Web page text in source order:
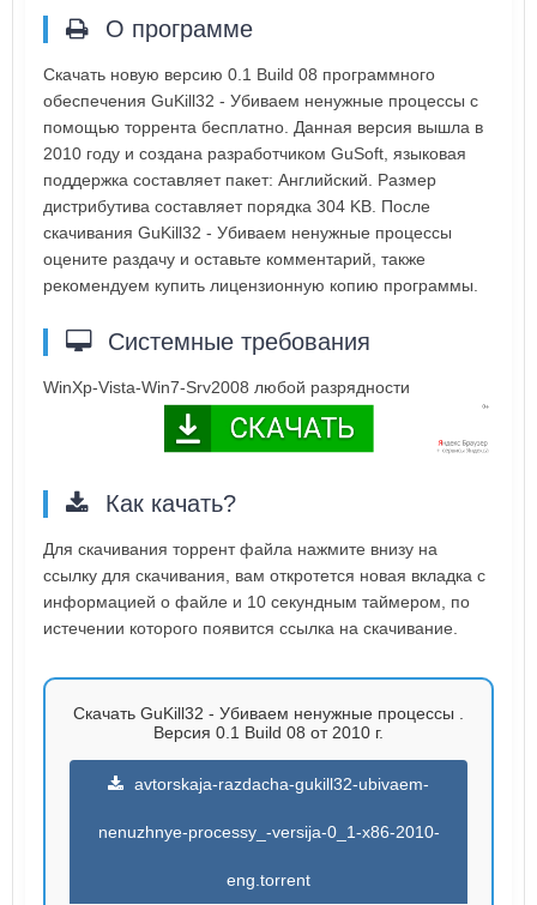
О программе
Скачать новую версию 0.1 Build 08 программного
обеспечения GuKill32 - Убиваем ненужные процессы с
помощью торрента бесплатно. Данная версия вышла в
2010 году и создана разработчиком GuSoft, языковая
поддержка составляет пакет: Английский. Размер
дистрибутива составляет порядка 304 KB. После
скачивания GuKill32 - Убиваем ненужные процессы
оцените раздачу и оставьте комментарий, также
рекомендуем купить лицензионную копию программы.
Системные требования
WinXp-Vista-Win7-Srv2008 любой разрядности
Как качать?
Для скачивания торрент файла нажмите внизу на
ссылку для скачивания, вам откротется новая вкладка с
информацией о файле и 10 секундным таймером, по
истечении которого появится ссылка на скачивание.
Скачать GuKill32 - Убиваем ненужные процессы .
Версия 0.1 Build 08 от 2010 г.
avtorskaja-razdacha-gukill32-ubivaem-
nenuzhnye-processy_-versija-0_1-x86-2010-
eng.torrent